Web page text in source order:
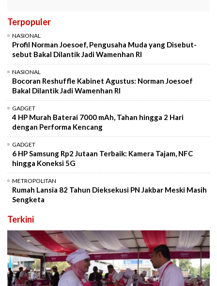
Terpopuler
NASIONAL
Profil Norman Joesoef, Pengusaha Muda yang Disebut-
sebut Bakal Dilantik Jadi Wamenhan RI
NASIONAL
Bocoran Reshuffle Kabinet Agustus: Norman Joesoef
Bakal Dilantik Jadi Wamenhan RI
GADGET
4 HP Murah Baterai 7000 mAh, Tahan hingga 2 Hari
dengan Performa Kencang
GADGET
6 HP Samsung Rp2 Jutaan Terbaik: Kamera Tajam, NFC
hingga Koneksi 5G
METROPOLITAN
Rumah Lansia 82 Tahun Dieksekusi PN Jakbar Meski Masih
Sengketa
Terkini